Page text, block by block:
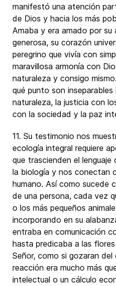
manifestó una atención
de Dios y hacia los más
Amaba y era amado por su
generosa, su corazón
peregrino que vivía con
maravillosa armonía con
naturaleza y consigo
qué punto son
naturaleza, la justicia con
con la sociedad y la paz
11. Su testimonio nos
ecología integral requiere
que trascienden el
la biología y nos conectan
humano. Así como sucede
de una persona, cada vez
o los más pequeños
incorporando en su
entraba en comunicación
hasta predicaba a las
Señor, como si gozaran
reacción era mucho más
intelectual o un cálculo